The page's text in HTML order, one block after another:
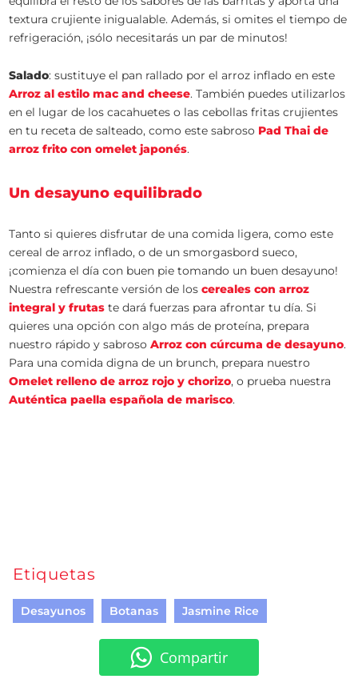
textura crujiente inigualable. Además, si omites el tiempo de
refrigeración, ¡sólo necesitarás un par de minutos!
Salado: sustituye el pan rallado por el arroz inflado en este
Arroz al estilo mac and cheese. También puedes utilizarlos
en el lugar de los cacahuetes o las cebollas fritas crujientes
en tu receta de salteado, como este sabroso Pad Thai de
arroz frito con omelet japonés.
Un desayuno equilibrado
Tanto si quieres disfrutar de una comida ligera, como este
cereal de arroz inflado, o de un smorgasbord sueco,
¡comienza el día con buen pie tomando un buen desayuno!
Nuestra refrescante versión de loscereales con arroz
integral y frutas te dará fuerzas para afrontar tu día. Si
quieres una opción con algo más de proteína, prepara
nuestro rápido y sabrosoArroz con cúrcuma de desayuno.
Para una comida digna de un brunch, prepara nuestro
Omelet relleno de arroz rojo y chorizo, o prueba nuestra
Auténtica paella española de marisco.
Etiquetas
Desayunos Botanas Jasmine Rice
Compartir